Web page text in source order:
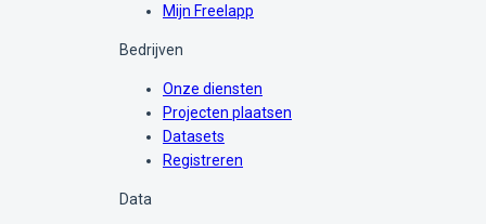
Mijn Freelapp
Bedrijven
Onze diensten
Projecten plaatsen
Datasets
Registreren
Data